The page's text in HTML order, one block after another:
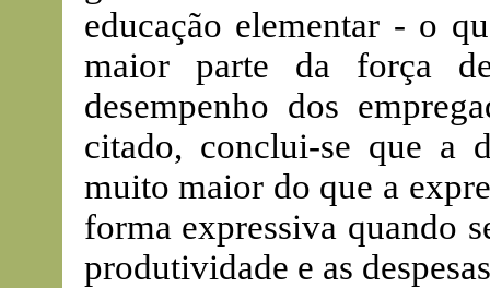
educação elementar - o
maior parte da força
desempenho dos
citado, conclui-se que a
muito maior do que a
forma expressiva quando
produtividade e as